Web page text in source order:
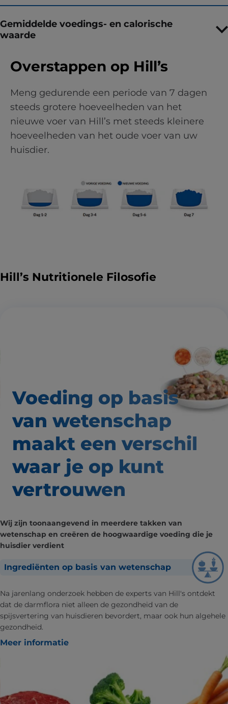
Gemiddelde voedings- en calorische
waarde
Overstappen op Hill’s
Meng gedurende een periode van 7 dagen
steeds grotere hoeveelheden van het
nieuwe voer van Hill’s met steeds kleinere
hoeveelheden van het oude voer van uw
huisdier.
Hill’s Nutritionele Filosofie
Voeding op basis
van wetenschap
maakt een verschil
waar je op kunt
vertrouwen
Wij zijn toonaangevend in meerdere takken van
wetenschap en creëren de hoogwaardige voeding die je
huisdier verdient
Ingrediënten op basis van wetenschap
Na jarenlang onderzoek hebben de experts van Hill's ontdekt
dat de darmflora niet alleen de gezondheid van de
spijsvertering van huisdieren bevordert, maar ook hun algehele
gezondheid.
Meer informatie